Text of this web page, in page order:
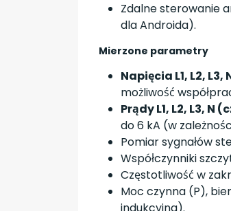
Zdalne sterowanie
dla Androida).
Mierzone parametry
Napięcia L1, L2,
możliwość
Prądy L1, L2, L3,
do 6 kA (w
Pomiar sygnałów
Współczynniki
Częstotliwość w
Moc czynna (P),
indukcyjna).